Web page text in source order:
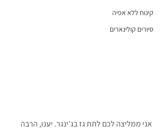
קינוח ללא אפיה
סיורים קולינארים
אני ממליצה לכם לתת גז בג'ינגר. יענו, הרבה